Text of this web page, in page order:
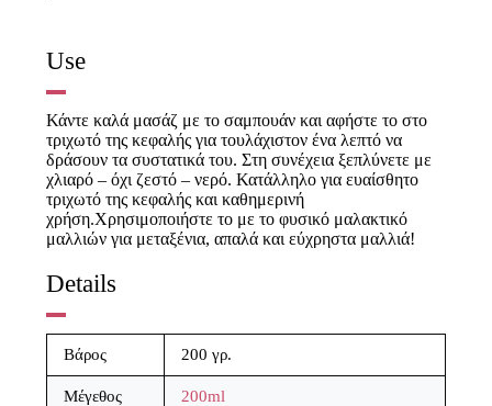
Use
Κάντε καλά μασάζ με το σαμπουάν και αφήστε το στο
τριχωτό της κεφαλής για τουλάχιστον ένα λεπτό να
δράσουν τα συστατικά του. Στη συνέχεια ξεπλύνετε με
χλιαρό – όχι ζεστό – νερό. Κατάλληλο για ευαίσθητο
τριχωτό της κεφαλής και καθημερινή
χρήση.Χρησιμοποιήστε το με το φυσικό μαλακτικό
μαλλιών για μεταξένια, απαλά και εύχρηστα μαλλιά!
Details
Βάρος 200 γρ.
Μέγεθος 200ml